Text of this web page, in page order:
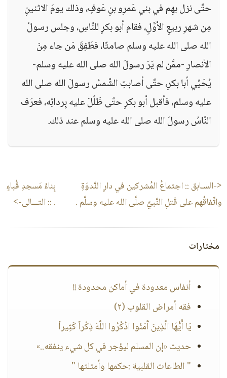
حتَّى نزل بهِم في بني عَمرِو بنِ عَوفٍ، وذلك يومَ الاثنينِ
مِن شهرِ ربيعٍ الأوَّلِ، فقام أبو بكرٍ للنَّاسِ، وجلس رسولُ
الله صلى الله عليه وسلم صامتًا، فطَفِقَ مَن جاء مِنَ
الأنصارِ -ممَّن لم يَرَ رسولَ الله صلى الله عليه وسلم-
يُحَيِّي أبا بكرٍ، حتَّى أصابتِ الشَّمسُ رسولَ الله صلى الله
عليه وسلم، فأقبل أبو بكرٍ حتَّى ظَلَّلَ عليه بِردائِه، فعرَف
النَّاسُ رسولَ الله صلى الله عليه وسلم عند ذلك.
<-السـابق ::اجتماعُ المُشركين في دارِ النَّدوَةِ
واتِّفاقُهم على قَتلِ النَّبيِّ صلَّى الله عليه وسلَّم .
بِناءُ مَسجدِ قُباءٍ
. :: التـــالى->
مختارات
أنفاس معدودة في أماكن محدودة !!
فقه أمراض القلوب (٢)
يَا أَيُّهَا الَّذِينَ آَمَنُوا اذْكُرُوا اللَّهَ ذِكْراً كَثِيراً
حديث «إن المسلم ليؤجر في كل شيء ينفقه..»
" الطاعات القلبية :حكمها وأمثلتها "